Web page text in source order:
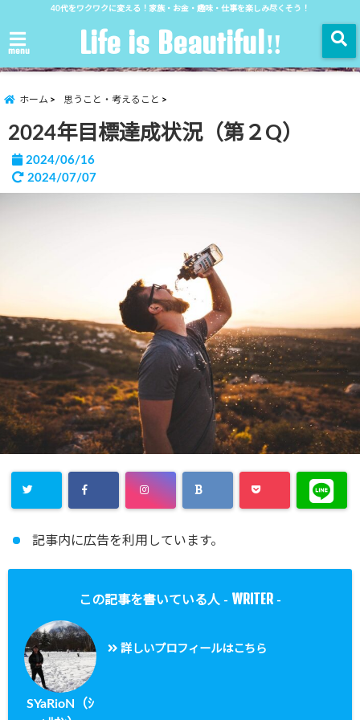
40代をワクワクに変える！家族・お金・趣味・仕事を楽しみ尽くそう！
menu Life is Beautiful‼︎
ホーム 思うこと・考えること
2024年目標達成状況（第２Q）
2024/06/16
2024/07/07
記事内に広告を利用しています。
この記事を書いている人 - WRITER -
SYaRioN（ｼ
詳しいプロフィールはこちら